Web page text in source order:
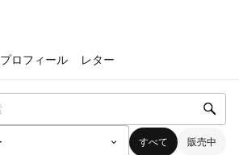
プロフィール レター
すべて 販売中